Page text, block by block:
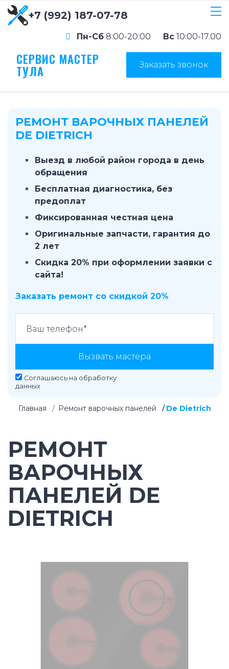
+7 (992) 187-07-78
Пн-Сб 8:00-20:00 Вс 10:00-17.00
СЕРВИС МАСТЕР
ТУЛА Заказать звонок
РЕМОНТ ВАРОЧНЫХ ПАНЕЛЕЙ
DE DIETRICH
Выезд в любой район города в день
обращения
Бесплатная диагностика, без
предоплат
Фиксированная честная цена
Оригинальные запчасти, гарантия до
2 лет
Скидка 20% при оформлении заявки с
сайта!
Заказать ремонт со скидкой 20%
Вызвать мастера
Соглашаюсь на обработку
данных
Главная Ремонт варочных панелей De Dietrich
РЕМОНТ
ВАРОЧНЫХ
ПАНЕЛЕЙ DE
DIETRICH